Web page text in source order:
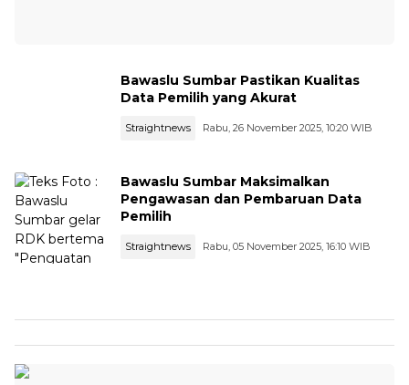
Bawaslu Sumbar Pastikan Kualitas
Data Pemilih yang Akurat
Straightnews Rabu, 26 November 2025, 10:20 WIB
Bawaslu Sumbar Maksimalkan
Pengawasan dan Pembaruan Data
Pemilih
Straightnews Rabu, 05 November 2025, 16:10 WIB